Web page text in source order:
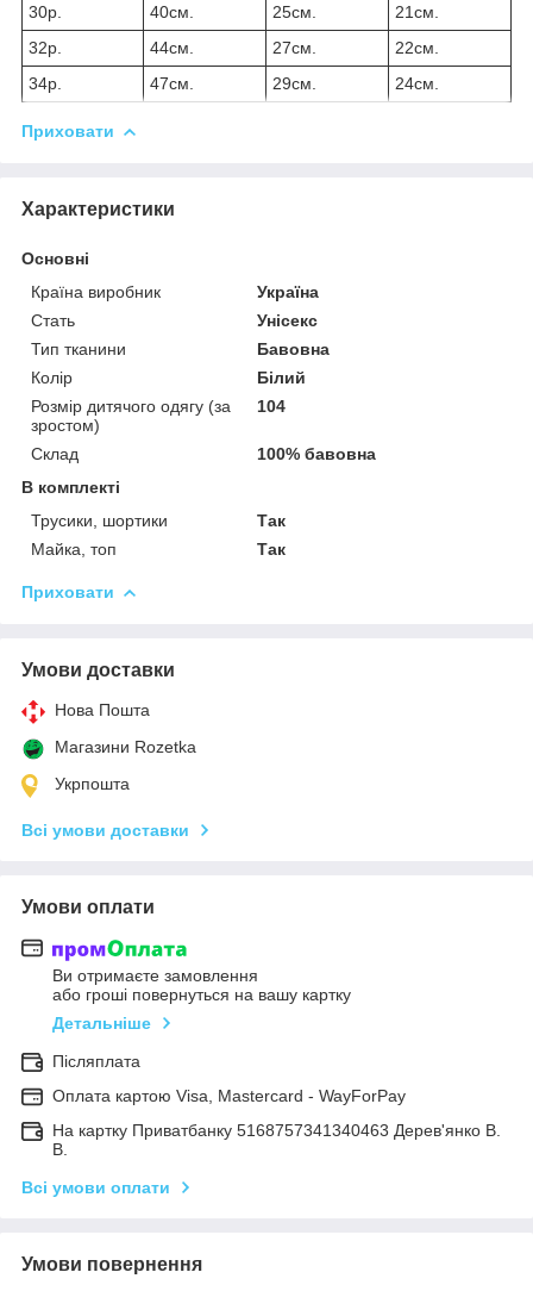
30р.
40см. 25см.
21см.
32р.
44см. 27см.
22см.
34р.
47см. 29см. 24см.
Приховати
Характеристики
Основні
Країна виробник
Україна
Стать
Унісекс
Тип тканини
Бавовна
Колір
Білий
Розмір дитячого одягу (за
зростом)
104
Склад
100% бавовна
В комплекті
Трусики, шортики
Так
Майка, топ
Так
Приховати
Умови доставки
Нова Пошта
Магазини Rozetka
Укрпошта
Всі умови доставки
Умови оплати
Ви отримаєте замовлення
або гроші повернуться на вашу картку
Детальніше
Післяплата
Оплата картою Visa, Mastercard - WayForPay
На картку Приватбанку 5168757341340463 Дерев'янко В.
В.
Всі умови оплати
Умови повернення